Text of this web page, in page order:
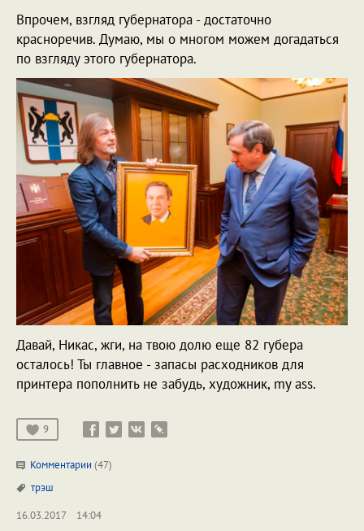
Впрочем, взгляд губернатора - достаточно
красноречив. Думаю, мы о многом можем догадаться
по взгляду этого губернатора.
Давай, Никас, жги, на твою долю еще 82 губера
осталось! Ты главное - запасы расходников для
принтера пополнить не забудь, художник, my ass.
9
Комментарии (47)
трэш
16.03.2017
14:04